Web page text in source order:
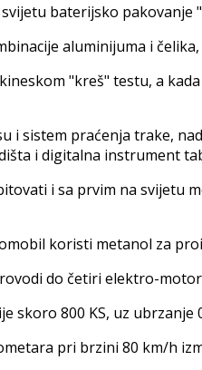
baterijsko
aluminijuma i
"kreš" testu, a
i sistem praćenja trake,
i digitalna instrument
i sa prvim na
koristi metanol za
do četiri elektro-
skoro 800 KS, uz
pri brzini 80 km/h